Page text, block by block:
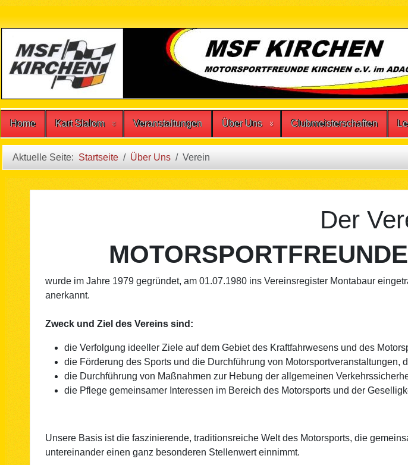
Home Kart Slalom Veranstaltungen Über Uns Clubmeisterschaften
Aktuelle Seite: Startseite Über Uns Verein
Der
wurde im Jahre 1979 gegründet, am 01.07.1980 ins Vereinsregister Montabaur
anerkannt.
Zweck und Ziel des Vereins sind:
die Verfolgung ideeller Ziele auf dem Gebiet des Kraftfahrwesens und des
die Förderung des Sports und die Durchführung von
die Durchführung von Maßnahmen zur Hebung der allgemeinen
die Pflege gemeinsamer Interessen im Bereich des Motorsports und der
Unsere Basis ist die faszinierende, traditionsreiche Welt des Motorsports, die
untereinander einen ganz besonderen Stellenwert einnimmt.